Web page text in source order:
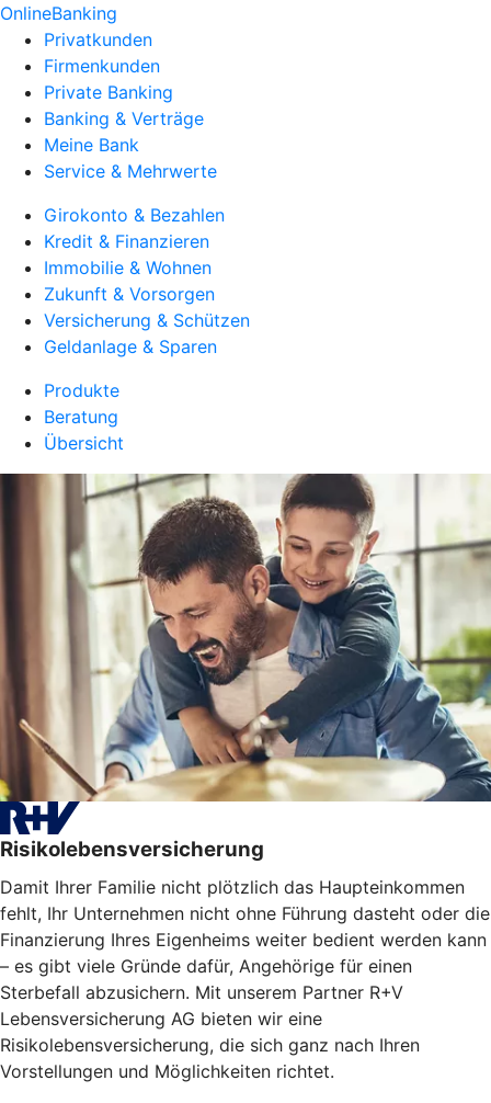
OnlineBanking
Privatkunden
Firmenkunden
Private Banking
Banking & Verträge
Meine Bank
Service & Mehrwerte
Girokonto & Bezahlen
Kredit & Finanzieren
Immobilie & Wohnen
Zukunft & Vorsorgen
Versicherung & Schützen
Geldanlage & Sparen
Produkte
Beratung
Übersicht
Risikolebensversicherung
Damit Ihrer Familie nicht plötzlich das Haupteinkommen
fehlt, Ihr Unternehmen nicht ohne Führung dasteht oder die
Finanzierung Ihres Eigenheims weiter bedient werden kann
– es gibt viele Gründe dafür, Angehörige für einen
Sterbefall abzusichern. Mit unserem Partner R+V
Lebensversicherung AG bieten wir eine
Risikolebensversicherung, die sich ganz nach Ihren
Vorstellungen und Möglichkeiten richtet.